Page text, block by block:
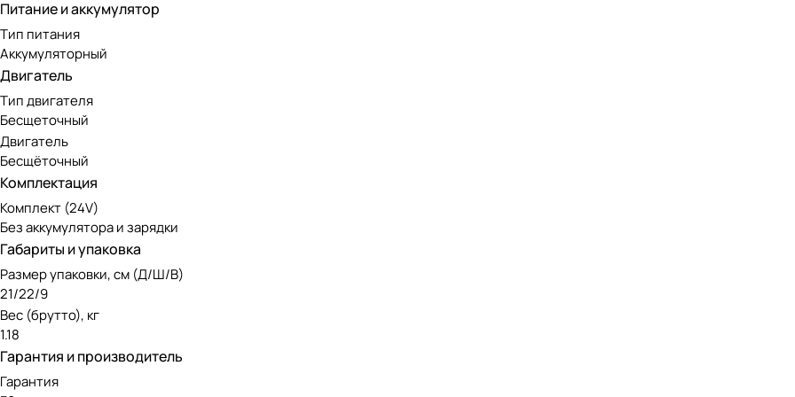
Питание и аккумулятор
Тип питания
Аккумуляторный
Двигатель
Тип двигателя
Бесщеточный
Двигатель
Бесщёточный
Комплектация
Комплект (24V)
Без аккумулятора и зарядки
Габариты и упаковка
Размер упаковки, см (Д/Ш/В)
21/22/9
Вес (брутто), кг
1.18
Гарантия и производитель
Гарантия